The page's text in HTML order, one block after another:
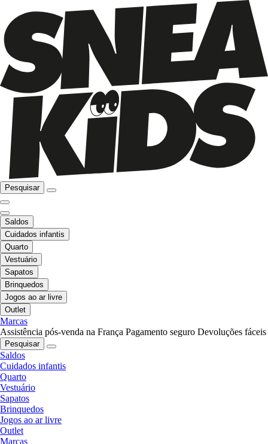
Pesquisar
Saldos
Cuidados infantis
Quarto
Vestuário
Sapatos
Brinquedos
Jogos ao ar livre
Outlet
Marcas
Assistência pós-venda na França Pagamento seguro Devoluções fáceis
Pesquisar
Saldos
Cuidados infantis
Quarto
Vestuário
Sapatos
Brinquedos
Jogos ao ar livre
Outlet
Marcas